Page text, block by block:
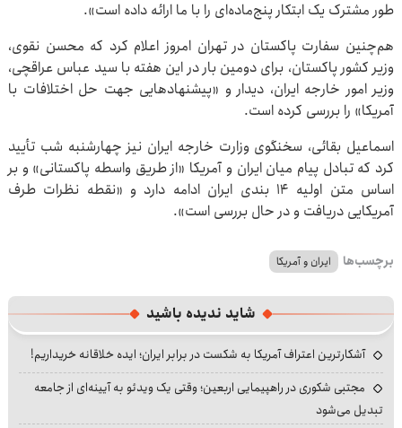
طور مشترک یک ابتکار پنج‌ماده‌ای را با ما ارائه داده است».
هم‌چنین سفارت پاکستان در تهران امروز اعلام کرد که محسن نقوی،
وزیر کشور پاکستان، برای دومین بار در این هفته با سید عباس عراقچی،
وزیر امور خارجه ایران، دیدار و «پیشنهادهایی جهت حل اختلافات با
آمریکا» را بررسی کرده است.
اسماعیل بقائی، سخنگوی وزارت خارجه ایران نیز چهارشنبه شب تأیید
کرد که تبادل پیام میان ایران و آمریکا «از طریق واسطه پاکستانی» و بر
اساس متن اولیه ۱۴ بندی ایران ادامه دارد و «نقطه نظرات طرف
آمریکایی دریافت و در حال بررسی است».
برچسب‌ها ایران و آمریکا
شاید ندیده باشید
آشکارترین اعتراف آمریکا به شکست در برابر ایران؛ ایده خلاقانه خریداریم!
مجتبی شکوری در راهپیمایی اربعین؛ وقتی یک ویدئو به آیینه‌ای از جامعه
تبدیل می‌شود